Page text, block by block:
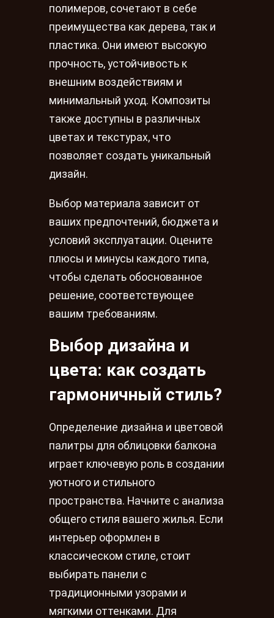
полимеров, сочетают в себе
преимущества как дерева, так и
пластика. Они имеют высокую
прочность, устойчивость к
внешним воздействиям и
минимальный уход. Композиты
также доступны в различных
цветах и текстурах, что
позволяет создать уникальный
дизайн.
Выбор материала зависит от
ваших предпочтений, бюджета и
условий эксплуатации. Оцените
плюсы и минусы каждого типа,
чтобы сделать обоснованное
решение, соответствующее
вашим требованиям.
Выбор дизайна и
цвета: как создать
гармоничный стиль?
Определение дизайна и цветовой
палитры для облицовки балкона
играет ключевую роль в создании
уютного и стильного
пространства. Начните с анализа
общего стиля вашего жилья. Если
интерьер оформлен в
классическом стиле, стоит
выбирать панели с
традиционными узорами и
мягкими оттенками. Для